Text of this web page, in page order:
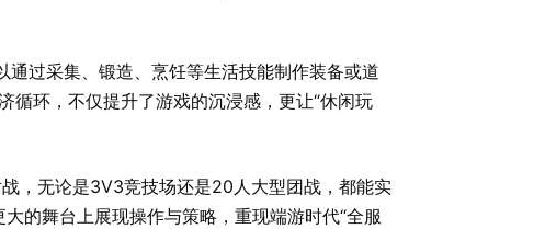
通过采集、锻造、烹饪等生活技能制作装备或道
循环，不仅提升了游戏的沉浸感，更让“休闲玩
，无论是3V3竞技场还是20人大型团战，都能实
的舞台上展现操作与策略，重现端游时代“全服